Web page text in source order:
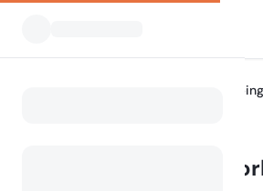
Flower
Flower Camping Le